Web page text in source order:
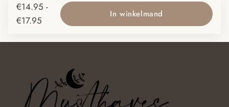
€14.95 -
€17.95 Prijsklasse:
In winkelmand